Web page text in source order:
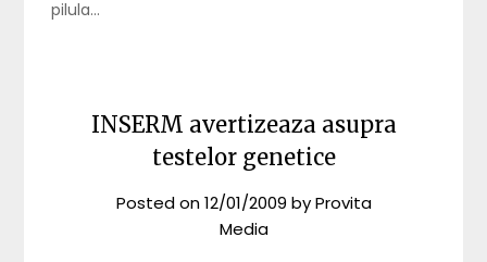
pilula…
INSERM avertizeaza asupra
testelor genetice
Posted on12/01/2009 byProvita
Media